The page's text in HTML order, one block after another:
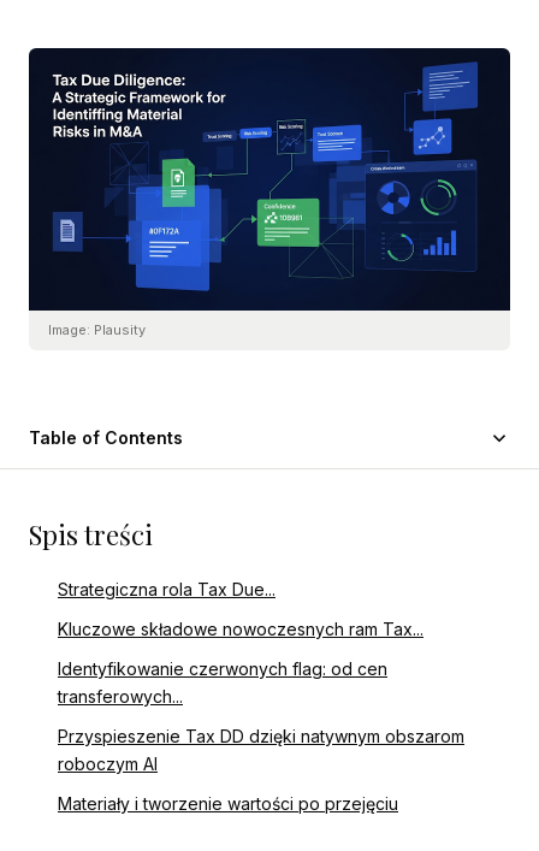
Image: Plausity
Table of Contents
Spis treści
Strategiczna rola Tax Due...
Kluczowe składowe nowoczesnych ram Tax...
Identyfikowanie czerwonych flag: od cen
transferowych...
Przyspieszenie Tax DD dzięki natywnym obszarom
roboczym AI
Materiały i tworzenie wartości po przejęciu